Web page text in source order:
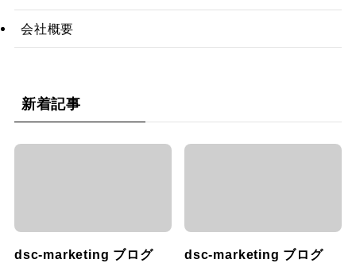
会社概要
新着記事
dsc-marketing ブログ dsc-marketing ブログ